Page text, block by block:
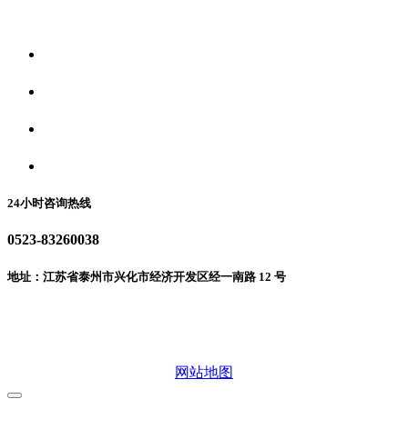
24小时咨询热线
0523-83260038
地址：江苏省泰州市兴化市经济开发区经一南路 12 号
网站地图